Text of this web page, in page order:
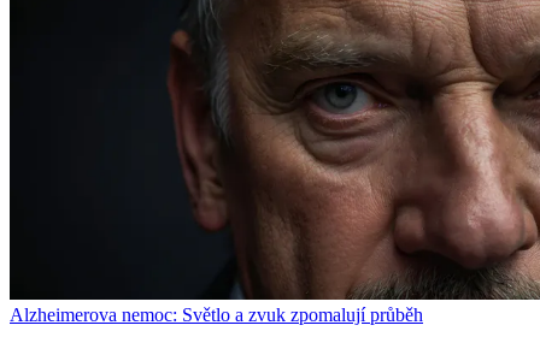
Alzheimerova nemoc: Světlo a zvuk zpomalují průběh